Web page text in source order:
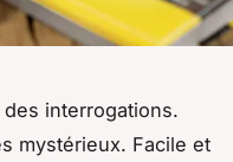
interrogations.
mystérieux. Facile et